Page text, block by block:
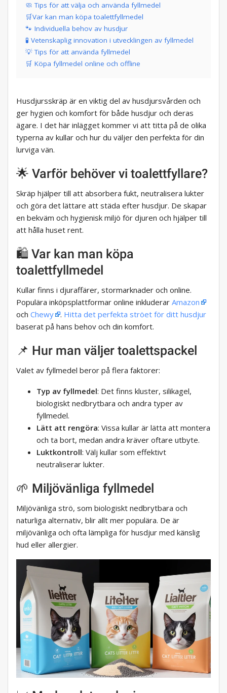
🧼 Tips för att välja och använda fyllmedel
🛒Var kan man köpa toalettfyllmedel
🐾 Individuella behov av husdjur
🧪 Vetenskaplig innovation i utvecklingen av fyllmedel
💡 Tips för att använda fyllmedel
🛒 Köpa fyllmedel online och offline
Husdjursskräp är en viktig del av husdjursvården och
ger hygien och komfort för både husdjur och deras
ägare. I det här inlägget kommer vi att titta på de olika
typerna av kullar och hur du väljer den perfekta för din
lurviga vän.
🌟 Varför behöver vi toalettfyllare?
Skräp hjälper till att absorbera fukt, neutralisera lukter
och göra det lättare att städa efter husdjur. De skapar
en bekväm och hygienisk miljö för djuren och hjälper till
att hålla huset rent.
🛍️ Var kan man köpa
toalettfyllmedel
Kullar finns i djuraffärer, stormarknader och online.
Populära inköpsplattformar online inkluderar Amazon
och Chewy . Hitta det perfekta ströet för ditt husdjur
baserat på hans behov och din komfort.
📌 Hur man väljer toalettspackel
Valet av fyllmedel beror på flera faktorer:
Typ av fyllmedel: Det finns kluster, silikagel,
biologiskt nedbrytbara och andra typer av
fyllmedel.
Lätt att rengöra: Vissa kullar är lätta att montera
och ta bort, medan andra kräver oftare utbyte.
Luktkontroll: Välj kullar som effektivt
neutraliserar lukter.
🌱 Miljövänliga fyllmedel
Miljövänliga strö, som biologiskt nedbrytbara och
naturliga alternativ, blir allt mer populära. De är
miljövänliga och ofta lämpliga för husdjur med känslig
hud eller allergier.